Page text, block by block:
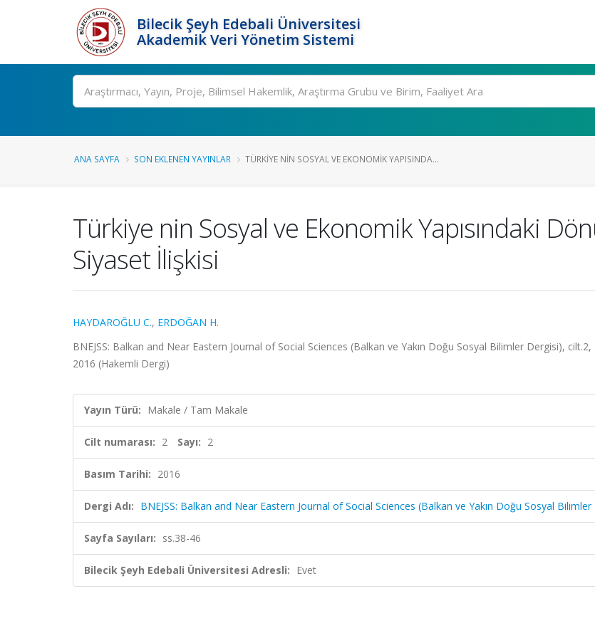
Bilecik Şeyh Edebali Üniversitesi
Akademik Veri Yönetim Sistemi
Ara
ANA SAYFA SON EKLENEN YAYINLAR TÜRKIYE NIN SOSYAL VE EKONOMIK YAPISINDA...
Türkiye nin Sosyal ve Ekonomik Yapısındaki
Siyaset İlişkisi
HAYDAROĞLU C., ERDOĞAN H.
BNEJSS: Balkan and Near Eastern Journal of Social Sciences (Balkan ve Yakın Doğu Sosyal Bilimler Dergisi), cilt.2,
2016 (Hakemli Dergi)
Yayın Türü: Makale / Tam Makale
Cilt numarası: 2 Sayı: 2
Basım Tarihi: 2016
Dergi Adı: BNEJSS: Balkan and Near Eastern Journal of Social Sciences (Balkan ve Yakın Doğu Sosyal
Sayfa Sayıları: ss.38-46
Bilecik Şeyh Edebali Üniversitesi Adresli: Evet